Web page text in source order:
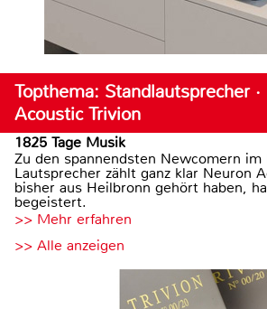
Topthema: Standlautsprecher
Acoustic Trivion
1825 Tage Musik
Zu den spannendsten Newcomern im
Lautsprecher zählt ganz klar Neuron
bisher aus Heilbronn gehört haben,
begeistert.
>> Mehr erfahren
>> Alle anzeigen